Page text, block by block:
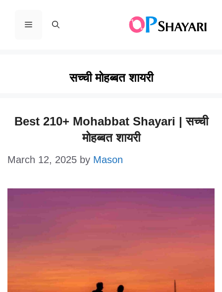
Menu
सच्ची मोहब्बत शायरी
Best 210+ Mohabbat Shayari | सच्ची
मोहब्बत शायरी
March 12, 2025 by Mason